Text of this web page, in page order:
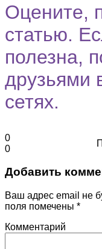
Оцените,
статью.
полезна,
друзьями
сетях.
0
0
Добавить
Ваш адрес email не
поля помечены *
Комментарий